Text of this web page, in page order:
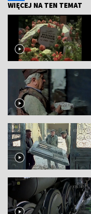
WIĘCEJ NA TEN TEMAT